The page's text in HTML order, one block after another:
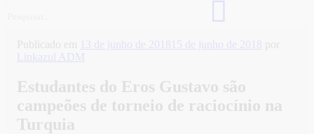
Publicado em 13 de junho de 2018 15 de junho de 2018 por
Linkazul ADM
Estudantes do Eros Gustavo são
campeões de torneio de raciocínio na
Turquia